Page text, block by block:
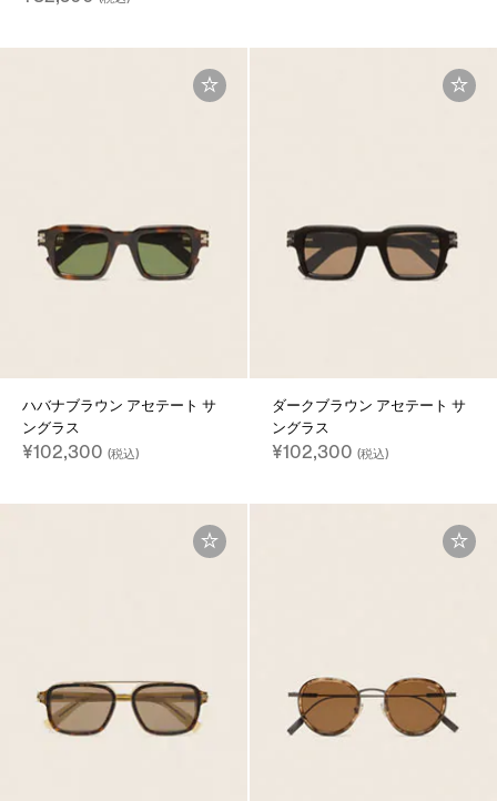
ハバナブラウン アセテート サ
ングラス
¥102,300 (税込)
ダークブラウン アセテート サ
ングラス
¥102,300 (税込)